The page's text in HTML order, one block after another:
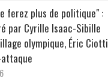
ferez plus de politique" :
par Cyrille Isaac-Sibille
olympique, Éric Ciotti